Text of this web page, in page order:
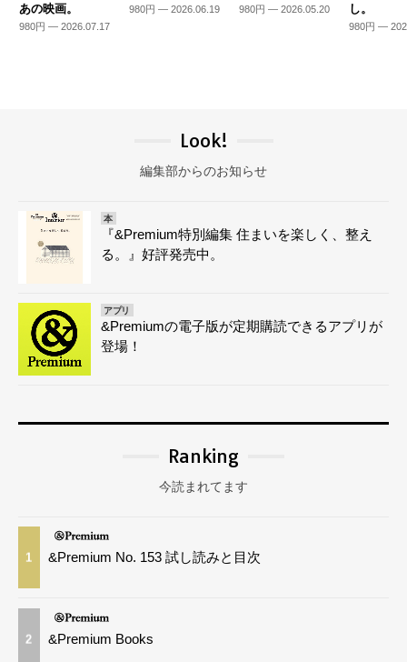
あの映画。
980円 — 2026.07.17
980円 — 2026.06.19 980円 — 2026.05.20
し。
980円 —
Look!
編集部からのお知らせ
本
『&Premium特別編集 住まいを楽しく、整え
る。』好評発売中。
アプリ
&Premiumの電子版が定期購読できるアプリが
登場！
Ranking
今読まれてます
1 &Premium No. 153 試し読みと目次
2 &Premium Books